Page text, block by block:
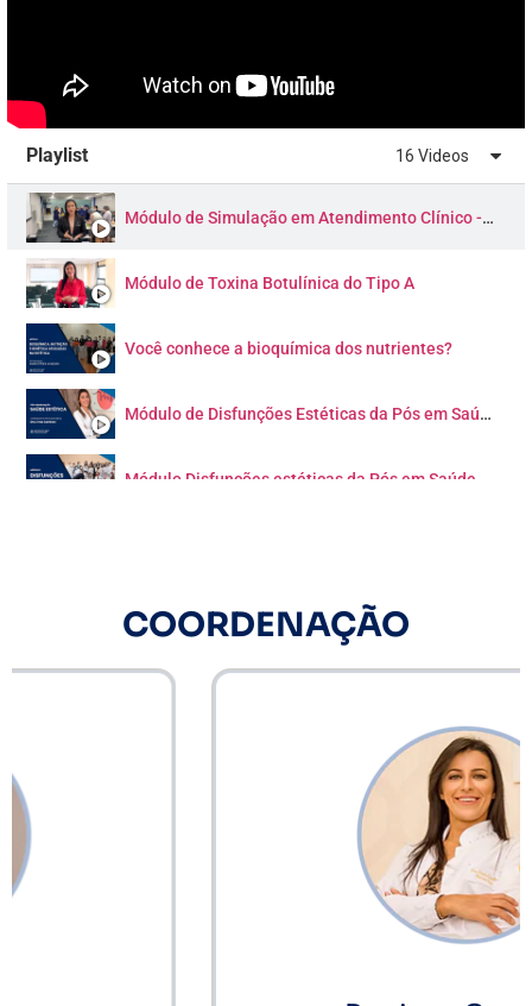
Playlist 16 Videos
Módulo de Simulação em Atendimento Clínico - Pós em Saúde Estética Avançada: Faculdade GPI
Módulo de Toxina Botulínica do Tipo A
Você conhece a bioquímica dos nutrientes?
Módulo de Disfunções Estéticas da Pós em Saúde Estética Avançada
Pós Graduação Saúde Estética Avançada
Dra. Tiara Kelly conta por que decidiu fazer a Pós-Graduação de Saúde Estética Avançada
Luciana Silva conta por que decidiu fazer a Pós-Graduação de Saúde Estética Avançada
Camila Farias conta por que decidiu fazer a Pós-Graduação de Saúde Estética Avançada
Roseli Machado conta por que decidiu fazer a Pós-Graduação de Saúde Estética Avançada
COORDENAÇÃO